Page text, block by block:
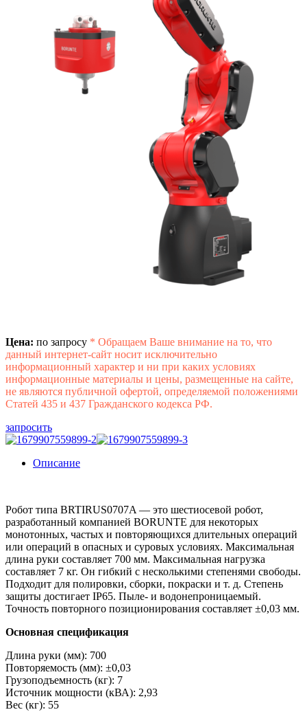
Цена: по запросу * Обращаем Ваше внимание на то, что
данный интернет-сайт носит исключительно
информационный характер и ни при каких условиях
информационные материалы и цены, размещенные на сайте,
не являются публичной офертой, определяемой положениями
Статей 435 и 437 Гражданского кодекса РФ.
запросить
Описание
Робот типа BRTIRUS0707A — это шестиосевой робот,
разработанный компанией BORUNTE для некоторых
монотонных, частых и повторяющихся длительных операций
или операций в опасных и суровых условиях. Максимальная
длина руки составляет 700 мм. Максимальная нагрузка
составляет 7 кг. Он гибкий с несколькими степенями свободы.
Подходит для полировки, сборки, покраски и т. д. Степень
защиты достигает IP65. Пыле- и водонепроницаемый.
Точность повторного позиционирования составляет ±0,03 мм.
Основная спецификация
Длина руки (мм): 700
Повторяемость (мм): ±0,03
Грузоподъемность (кг): 7
Источник мощности (кВА): 2,93
Вес (кг): 55